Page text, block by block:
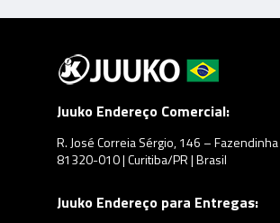
Juuko Endereço Comercial:
R. José Correia Sérgio, 146 – Fazendinha
81320-010 | Curitiba/PR | Brasil
Juuko Endereço para Entregas: